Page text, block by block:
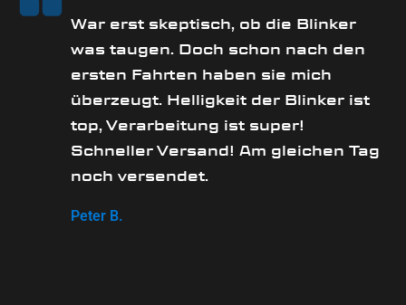
War erst skeptisch, ob die Blinker
was taugen. Doch schon nach den
ersten Fahrten haben sie mich
überzeugt. Helligkeit der Blinker ist
top, Verarbeitung ist super!
Schneller Versand! Am gleichen Tag
noch versendet.
Peter B.